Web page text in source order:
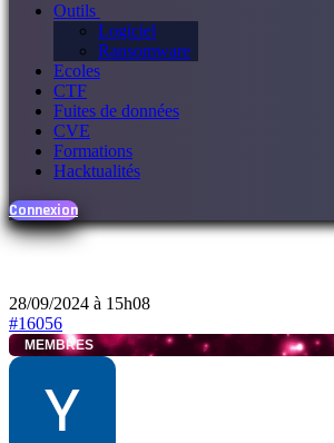
Outils
Logiciel
Ransomware
Ecoles
CTF
Fuites de données
CVE
Formations
Hacktualités
Connexion
28/09/2024 à 15h08
#16056
MEMBRES